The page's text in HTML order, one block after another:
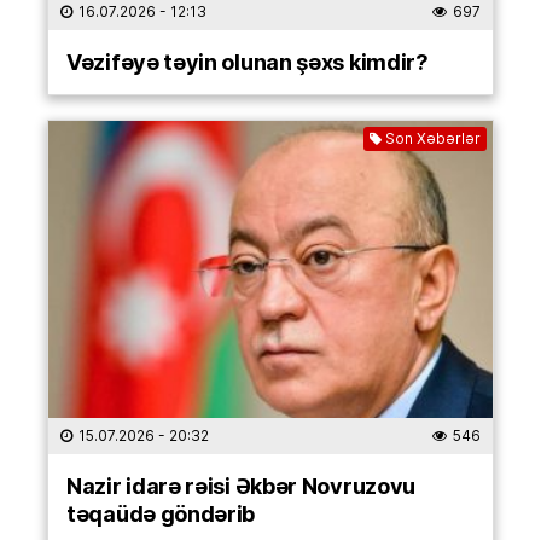
16.07.2026 - 12:13 697
Vəzifəyə təyin olunan şəxs kimdir?
Son Xəbərlər
15.07.2026 - 20:32 546
Nazir idarə rəisi Əkbər Novruzovu
təqaüdə göndərib